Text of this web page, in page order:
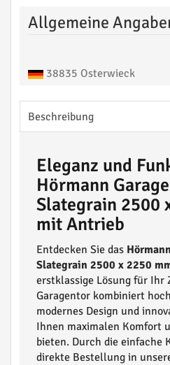
Allgemeine
38835 Osterwieck
Beschreibung
Eleganz und
Hörmann
Slategrain 2500
mit Antrieb
Entdecken Sie das
Slategrain 2500 x 2250
erstklassige Lösung für Ihr
Garagentor kombiniert
modernes Design und
Ihnen maximalen Komfort
bieten. Durch die einfache
direkte Bestellung in